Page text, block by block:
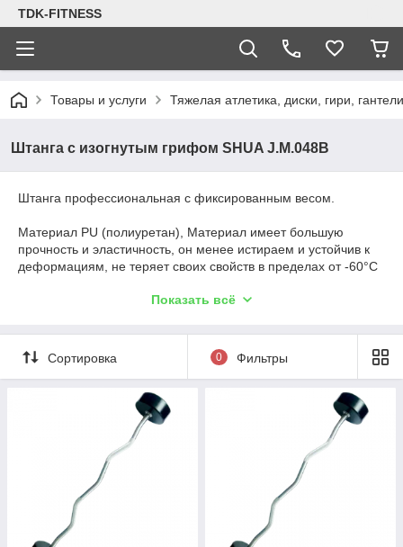
TDK-FITNESS
Товары и услуги Тяжелая атлетика, диски, гири, гантели
Штанга с изогнутым грифом SHUA J.M.048B
Штанга профессиональная с фиксированным весом.
Материал PU (полиуретан), Материал имеет большую
прочность и эластичность, он менее истираем и устойчив к
деформациям, не теряет своих свойств в пределах от -60°С
грифа нанесена насечка для удобства хвата и
предотвращения проскальзывания снаряда.
производителя и номинал гантели.
Каждому весу соответсвует определенный цвет, (10 кг.-
голубой, 15 кг. -фиолетовый, 20 кг. -зеленый, 25 кг. - красный,
30 кг. - серый). Длина штанги 1100 мм.
Показать всё
Сортировка 0 Фильтры